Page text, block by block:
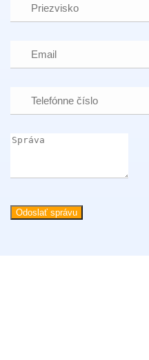
Odoslať správu